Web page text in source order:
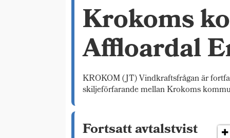
affloardalKrokoms
Affloardal
KROKOM (JT) Vindkraftsfrågan är
skiljeförfarande mellan Krokoms
Fortsatt avtalstvist